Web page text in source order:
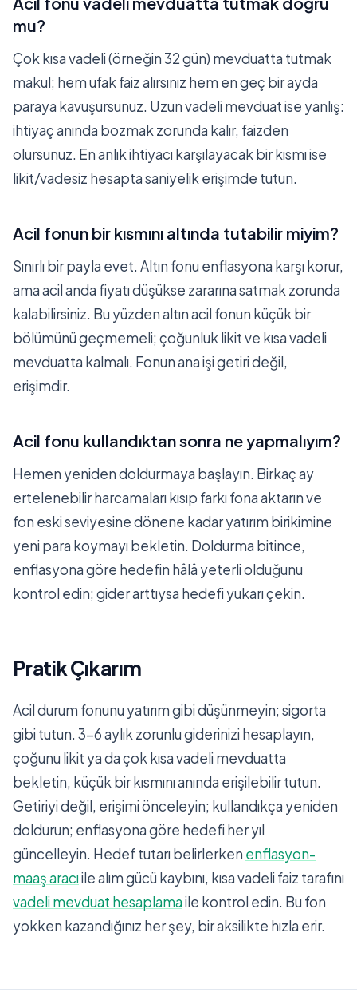
mu?
Çok kısa vadeli (örneğin 32 gün) mevduatta tutmak
makul; hem ufak faiz alırsınız hem en geç bir ayda
paraya kavuşursunuz. Uzun vadeli mevduat ise yanlış:
ihtiyaç anında bozmak zorunda kalır, faizden
olursunuz. En anlık ihtiyacı karşılayacak bir kısmı ise
likit/vadesiz hesapta saniyelik erişimde tutun.
Acil fonun bir kısmını altında tutabilir miyim?
Sınırlı bir payla evet. Altın fonu enflasyona karşı korur,
ama acil anda fiyatı düşükse zararına satmak zorunda
kalabilirsiniz. Bu yüzden altın acil fonun küçük bir
bölümünü geçmemeli; çoğunluk likit ve kısa vadeli
mevduatta kalmalı. Fonun ana işi getiri değil,
erişimdir.
Acil fonu kullandıktan sonra ne yapmalıyım?
Hemen yeniden doldurmaya başlayın. Birkaç ay
ertelenebilir harcamaları kısıp farkı fona aktarın ve
fon eski seviyesine dönene kadar yatırım birikimine
yeni para koymayı bekletin. Doldurma bitince,
enflasyona göre hedefin hâlâ yeterli olduğunu
kontrol edin; gider arttıysa hedefi yukarı çekin.
Pratik Çıkarım
Acil durum fonunu yatırım gibi düşünmeyin; sigorta
gibi tutun. 3-6 aylık zorunlu giderinizi hesaplayın,
çoğunu likit ya da çok kısa vadeli mevduatta
bekletin, küçük bir kısmını anında erişilebilir tutun.
Getiriyi değil, erişimi önceleyin; kullandıkça yeniden
doldurun; enflasyona göre hedefi her yıl
güncelleyin. Hedef tutarı belirlerken enflasyon-
maaş aracıile alım gücü kaybını, kısa vadeli faiz tarafını
vadeli mevduat hesaplamaile kontrol edin. Bu fon
yokken kazandığınız her şey, bir aksilikte hızla erir.